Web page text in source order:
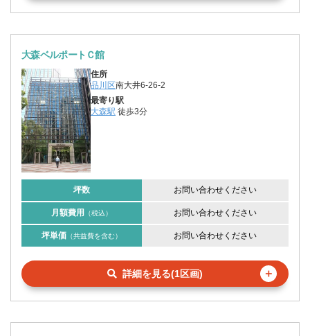
大森ベルポートＣ館
住所
品川区南大井6-26-2
最寄り駅
大森駅 徒歩3分
坪数 お問い合わせください
月額費用 （税込） お問い合わせください
坪単価 （共益費を含む） お問い合わせください
詳細を見る(1区画) ＋